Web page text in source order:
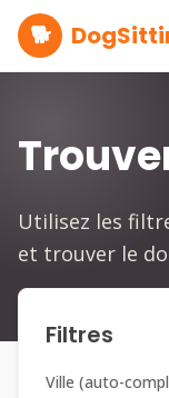
🐕
Utilisez les
et trouver le
Filtres
Ville (auto-